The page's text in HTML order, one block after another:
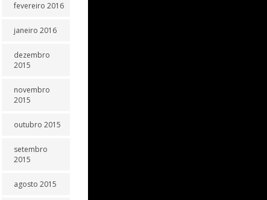
fevereiro 2016
janeiro 2016
dezembro
2015
novembro
2015
outubro 2015
setembro
2015
agosto 2015